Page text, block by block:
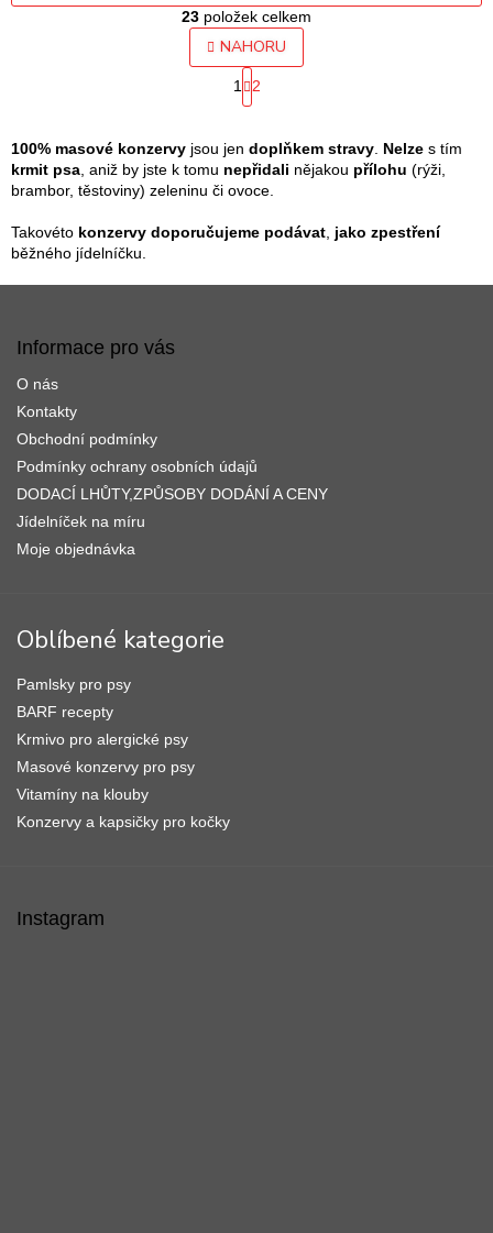
O
v
l
á
a
c
í
r
S
t
r
n
k
o
á
n
1 2
23 položek celkem
NAHORU
100% masové konzervy jsou jen doplňkem stravy Nelze s tím
krmit psa , aniž by jste k tomu nepřidali nějakou přílohu (rýži,
brambor, těstoviny) zeleninu či ovoce.
Takovéto konzervy doporučujeme podávat jako zpestření
běžného jídelníčku.
Z
Informace pro vás
O nás
Kontakty
Obchodní podmínky
Podmínky ochrany osobních údajů
DODACÍ LHŮTY,ZPŮSOBY DODÁNÍ A CENY
Jídelníček na míru
Moje objednávka
Oblíbené kategorie
Pamlsky pro psy
BARF recepty
Krmivo pro alergické psy
Masové konzervy pro psy
Vitamíny na klouby
Konzervy a kapsičky pro kočky
Instagram